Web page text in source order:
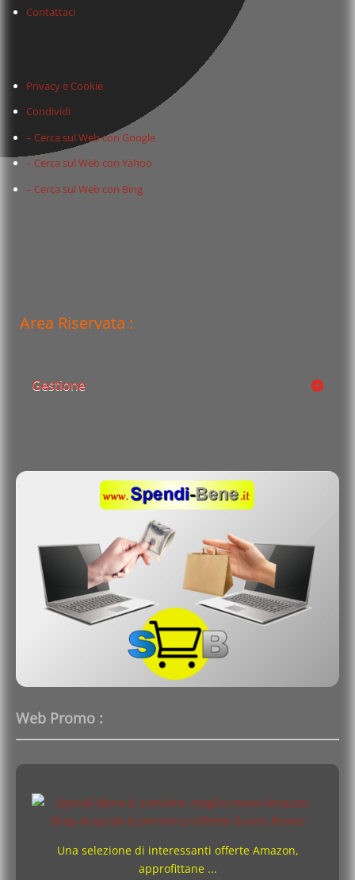
Contattaci
Privacy e Cookie
Condividi
– Cerca sul Web con Google
– Cerca sul Web con Yahoo
– Cerca sul Web con Bing
Area Riservata :
Gestione
Web Promo :
Una selezione di interessanti offerte Amazon,
approfittane ...